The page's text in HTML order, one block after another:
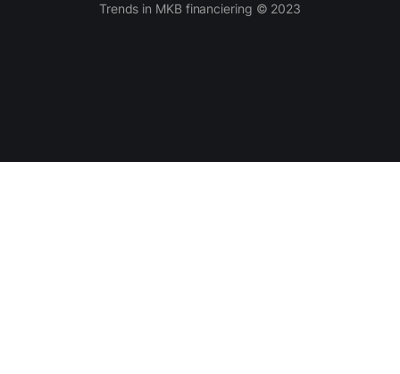
Trends in MKB financiering © 2023